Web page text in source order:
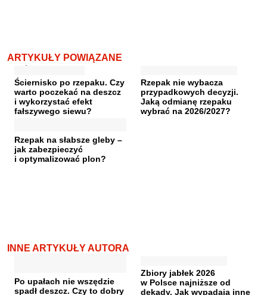
ARTYKUŁY POWIĄZANE
Ściernisko po rzepaku. Czy
warto poczekać na deszcz
i wykorzystać efekt
fałszywego siewu?
Rzepak nie wybacza
przypadkowych decyzji.
Jaką odmianę rzepaku
wybrać na 2026/2027?
Rzepak na słabsze gleby –
jak zabezpieczyć
i optymalizować plon?
INNE ARTYKUŁY AUTORA
Po upałach nie wszędzie
spadł deszcz. Czy to dobry
Zbiory jabłek 2026
w Polsce najniższe od
dekady. Jak wypadają inne